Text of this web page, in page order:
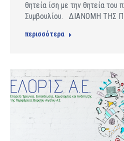
θητεία ίση με την θητεία του
Συμβουλίου. ΔΙΑΝΟΜΗ ΤΗΣ
περισσότερα